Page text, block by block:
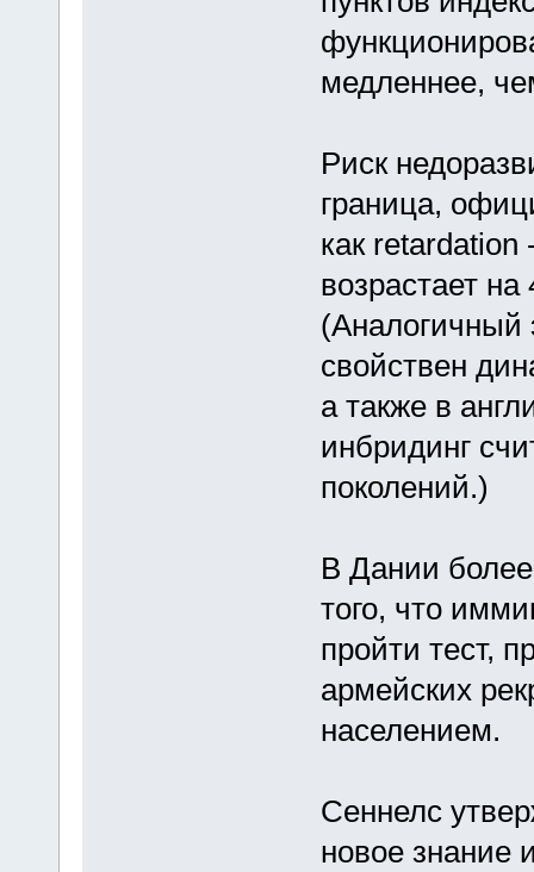
медленнее,
Риск
граница,
как
возрастает на
свойствен
а также в
инбридинг
поколений.)
В Дании
того, что
пройти тест,
армейских
населением.
Сеннелс
новое знание